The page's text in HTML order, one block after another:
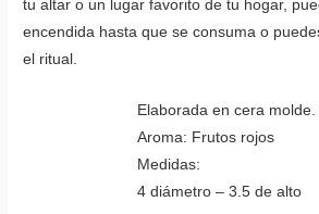
tu altar o un lugar favorito de tu hogar,
encendida hasta que se consuma o
el ritual.
Elaborada en cera
Aroma: Frutos rojos
Medidas:
4 diámetro – 3.5 de alto